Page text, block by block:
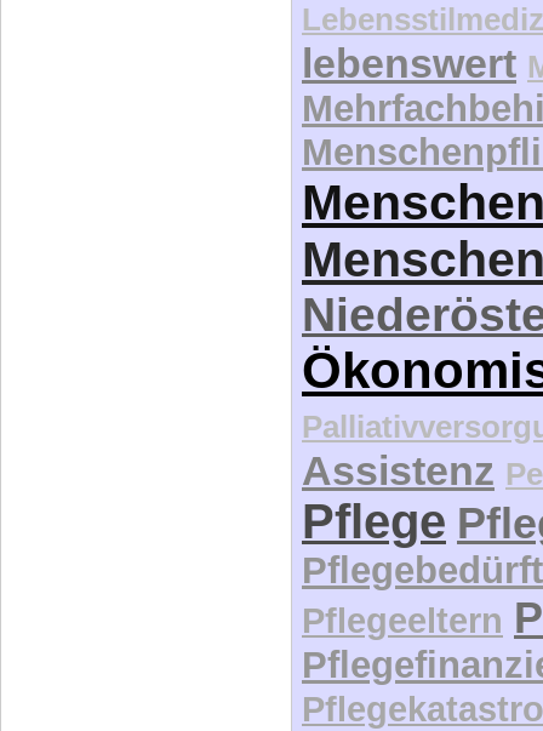
lebenswert
Assistenz
Pflege
Pflegeeltern